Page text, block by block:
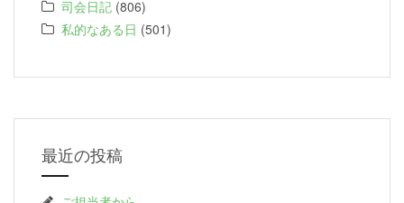
司会日記 (806)
私的なある日 (501)
最近の投稿